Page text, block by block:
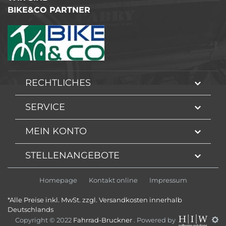
BIKE&CO PARTNER
RECHTLICHES
SERVICE
MEIN KONTO
STELLENANGEBOTE
Homepage Kontakt online Impressum
*Alle Preise inkl. MwSt. zzgl. Versandkosten innerhalb
Deutschlands
Copyright © 2022 Fahrrad-Bruckner . Powered by